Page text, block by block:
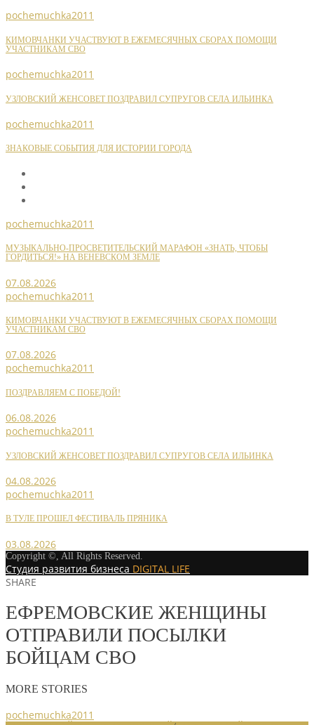
pochemuchka2011
КИМОВЧАНКИ УЧАСТВУЮТ В ЕЖЕМЕСЯЧНЫХ СБОРАХ ПОМОЩИ
УЧАСТНИКАМ СВО
pochemuchka2011
УЗЛОВСКИЙ ЖЕНСОВЕТ ПОЗДРАВИЛ СУПРУГОВ СЕЛА ИЛЬИНКА
pochemuchka2011
ЗНАКОВЫЕ СОБЫТИЯ ДЛЯ ИСТОРИИ ГОРОДА
pochemuchka2011
МУЗЫКАЛЬНО-ПРОСВЕТИТЕЛЬСКИЙ МАРАФОН «ЗНАТЬ, ЧТОБЫ
ГОРДИТЬСЯ!» НА ВЕНЕВСКОМ ЗЕМЛЕ
07.08.2026
pochemuchka2011
КИМОВЧАНКИ УЧАСТВУЮТ В ЕЖЕМЕСЯЧНЫХ СБОРАХ ПОМОЩИ
УЧАСТНИКАМ СВО
07.08.2026
pochemuchka2011
ПОЗДРАВЛЯЕМ С ПОБЕДОЙ!
06.08.2026
pochemuchka2011
УЗЛОВСКИЙ ЖЕНСОВЕТ ПОЗДРАВИЛ СУПРУГОВ СЕЛА ИЛЬИНКА
04.08.2026
pochemuchka2011
В ТУЛЕ ПРОШЕЛ ФЕСТИВАЛЬ ПРЯНИКА
03.08.2026
Copyright ©, All Rights Reserved.
Студия развития бизнеса DIGITAL LIFE
SHARE
ЕФРЕМОВСКИЕ ЖЕНЩИНЫ
ОТПРАВИЛИ ПОСЫЛКИ
БОЙЦАМ СВО
MORE STORIES
pochemuchka2011